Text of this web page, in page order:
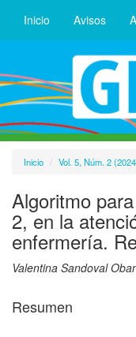
Inicio Avisos
Inicio Vol. 5, Núm. 2
Algoritmo
2, en la
enfermería.
Valentina Sandoval
Resumen